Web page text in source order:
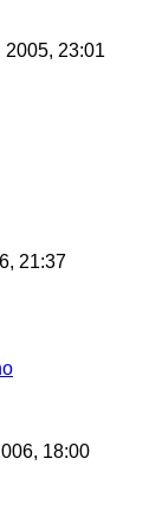
2005, 23:01
21:37
18:00